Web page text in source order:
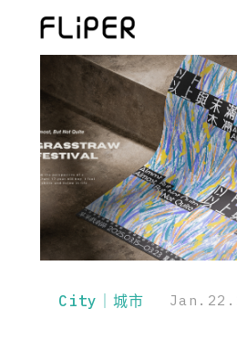
City｜城市